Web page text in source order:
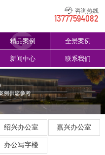
咨询热线
13777594082
精品案例 全景案例
新闻中心 联系我们
绍兴办公室 嘉兴办公室
办公写字楼